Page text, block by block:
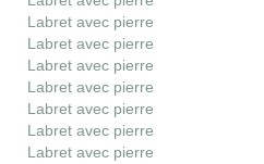
Labret avec pierre
Labret avec pierre
Labret avec pierre
Labret avec pierre
Labret avec pierre
Labret avec pierre
Labret avec pierre